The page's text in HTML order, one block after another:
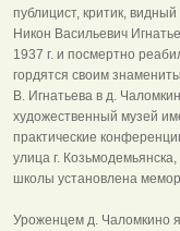
публицист, критик,
Никон Васильевич
1937 г. и посмертно
гордятся своим
В. Игнатьева в д.
художественный музей
практические
улица г.
школы установлена
Уроженцем д. Чаломкино